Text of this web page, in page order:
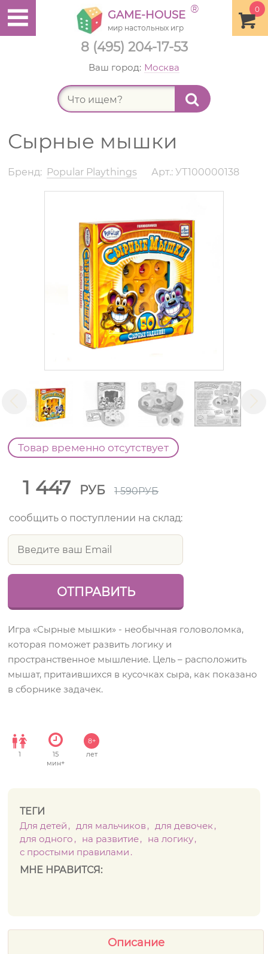
8 (495) 204-17-53
0
GAME-HOUSE ®
мир настольных игр
Ваш город: Москва
Сырные мышки
Бренд: Popular Playthings Арт.: УТ100000138
Товар временно отсутствует
1 447 РУБ 1 590РУБ
сообщить о поступлении на склад:
Игра «Сырные мышки» - необычная головоломка,
которая поможет развить логику и
пространственное мышление. Цель – расположить
мышат, притаившихся в кусочках сыра, как показано
в сборнике задачек.
1
15
мин+
8+
лет
ТЕГИ
Для детей
для мальчиков
для девочек
для одного
на развитие
на логику
с простыми правилами
МНЕ НРАВИТСЯ:
Описание